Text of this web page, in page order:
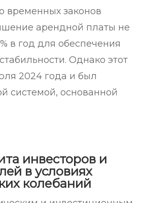
временных законов
арендной платы не
в год для обеспечения
Однако этот
2024 года и был
системой, основанной
инвесторов и
в условиях
колебаний